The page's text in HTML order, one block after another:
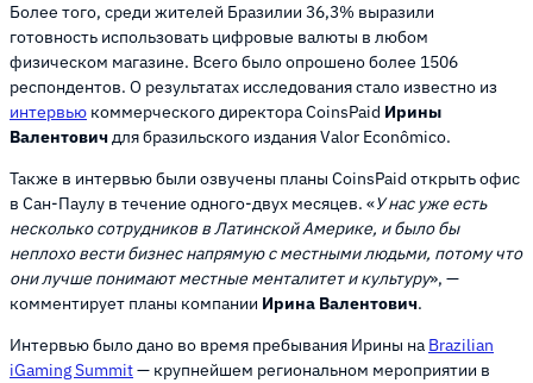
Более того, среди жителей Бразилии 36,3% выразили
готовность использовать цифровые валюты в любом
физическом магазине. Всего было опрошено более 1506
респондентов. О результатах исследования стало известно из
интервью коммерческого директора CoinsPaid Ирины
Валентовичдля бразильского издания Valor Econômico.
Также в интервью были озвучены планы CoinsPaid открыть офис
в Сан-Паулу в течение одного-двух месяцев. «У нас уже есть
несколько сотрудников в Латинской Америке, и было бы
неплохо вести бизнес напрямую с местными людьми, потому что
они лучше понимают местные менталитет и культуру», —
комментирует планы компании Ирина Валентович.
Интервью было дано во время пребывания Ирины на Brazilian
iGaming Summit— крупнейшем региональном мероприятии в